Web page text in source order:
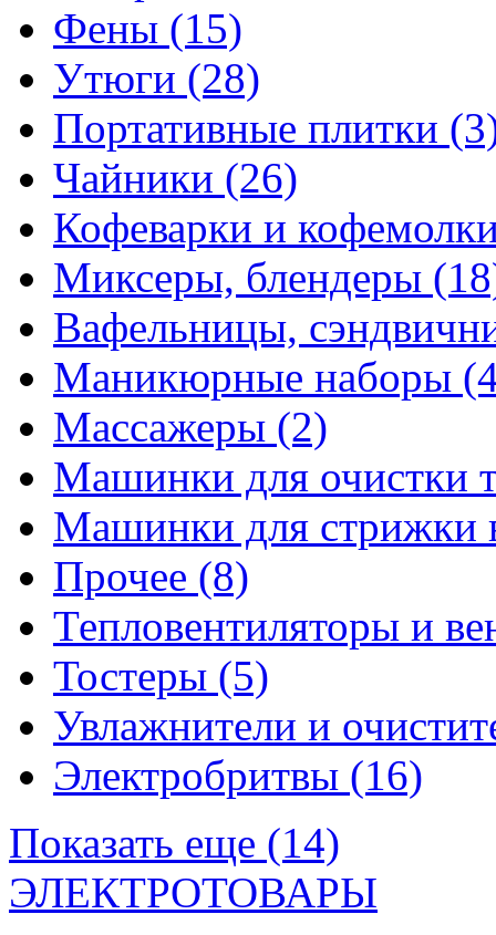
Фены (15)
Утюги (28)
Портативные плитки
Чайники (26)
Кофеварки и
Миксеры, блендеры
Вафельницы,
Маникюрные наборы
Массажеры (2)
Машинки для очистки
Машинки для стрижки
Прочее (8)
Тепловентиляторы и
Тостеры (5)
Увлажнители и
Электробритвы (16)
Показать еще (14)
ЭЛЕКТРОТОВАРЫ